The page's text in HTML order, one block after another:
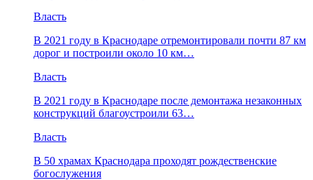
Власть
В 2021 году в Краснодаре отремонтировали почти 87 км
дорог и построили около 10 км…
Власть
В 2021 году в Краснодаре после демонтажа незаконных
конструкций благоустроили 63…
Власть
В 50 храмах Краснодара проходят рождественские
богослужения